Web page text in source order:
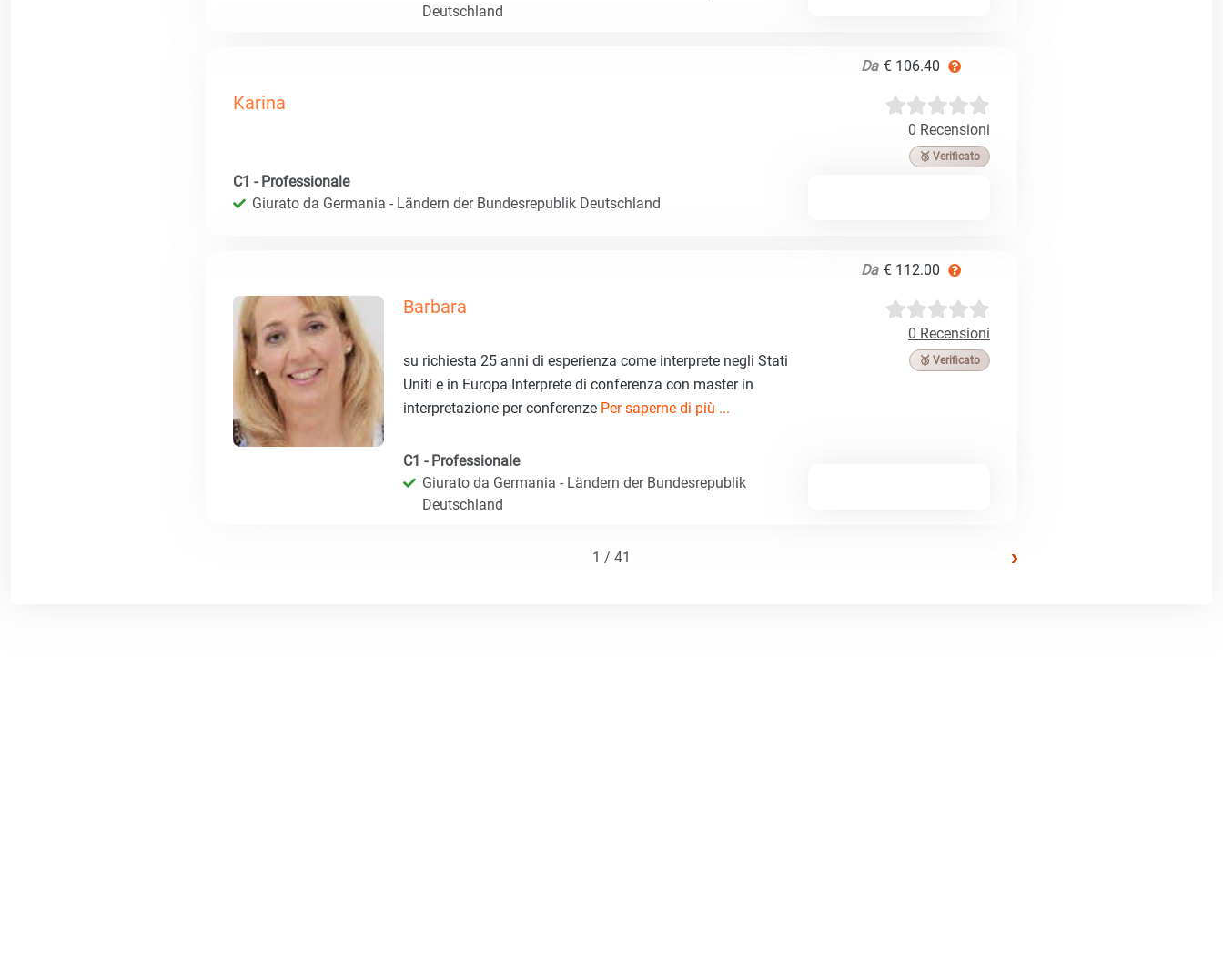
Deutschland
Da € 106.40
Karina
0 Recensioni
🥉 Verificato
C1 - Professionale
Giurato da Germania - Ländern der Bundesrepublik Deutschland
Da € 112.00
Barbara
0 Recensioni
🥉 Verificato
su richiesta 25 anni di esperienza come interprete negli Stati
Uniti e in Europa Interprete di conferenza con master in
interpretazione per conferenze Per saperne di più ...
C1 - Professionale
Giurato da Germania - Ländern der Bundesrepublik
Deutschland
1 / 41 ›